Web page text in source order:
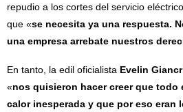
repudio a los cortes del servicio
que «se necesita ya una respuesta.
una empresa arrebate nuestros
En tanto, la edil oficialista Evelin
«nos quisieron hacer creer que todo
calor inesperada y que por eso eran